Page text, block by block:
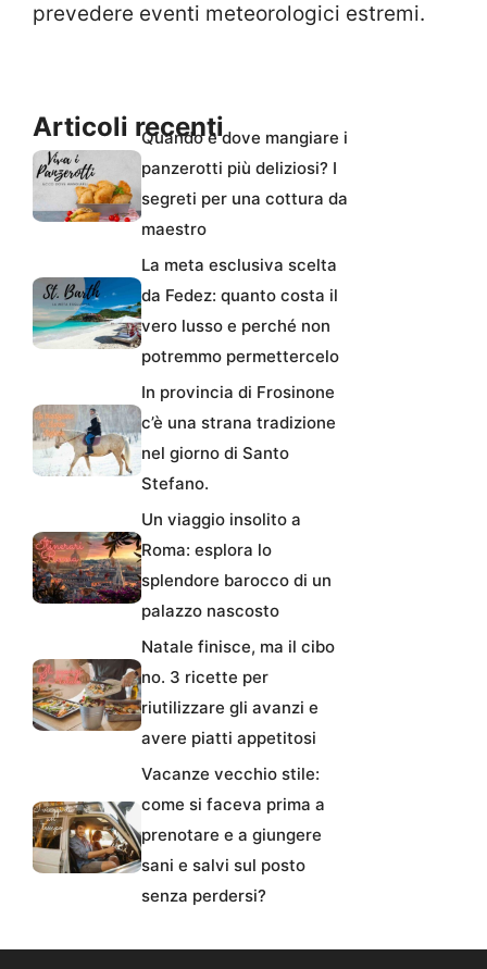
prevedere eventi meteorologici estremi.
Articoli recentiQuando e dove mangiare i
panzerotti più deliziosi? I
segreti per una cottura da
maestro
La meta esclusiva scelta
da Fedez: quanto costa il
vero lusso e perché non
potremmo permettercelo
In provincia di Frosinone
c’è una strana tradizione
nel giorno di Santo
Stefano.
Un viaggio insolito a
Roma: esplora lo
splendore barocco di un
palazzo nascosto
Natale finisce, ma il cibo
no. 3 ricette per
riutilizzare gli avanzi e
avere piatti appetitosi
Vacanze vecchio stile:
come si faceva prima a
prenotare e a giungere
sani e salvi sul posto
senza perdersi?